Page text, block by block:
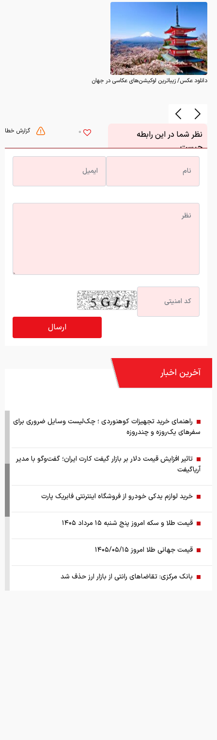
دانلود عکس/ زیباترین لوکیشن‌های عکاسی در جهان
گزارش خطا 0
نظر شما در این رابطه
چیست
آخرین اخبار
راهنمای خرید تجهیزات کوهنوردی ؛ چک‌لیست وسایل ضروری برای
سفرهای یک‌روزه و چندروزه
تاثیر افزایش قیمت دلار بر بازار گیفت کارت ایران؛ گفت‌وگو با مدیر
آریاگیفت
خرید لوازم یدکی خودرو از فروشگاه اینترنتی فابریک پارت
قیمت طلا و سکه امروز پنج شنبه ۱۵ مرداد ۱۴۰۵
قیمت جهانی طلا امروز ۱۴۰۵/۰۵/۱۵
بانک مرکزی: تقاضا‌های رانتی از بازار ارز حذف شد